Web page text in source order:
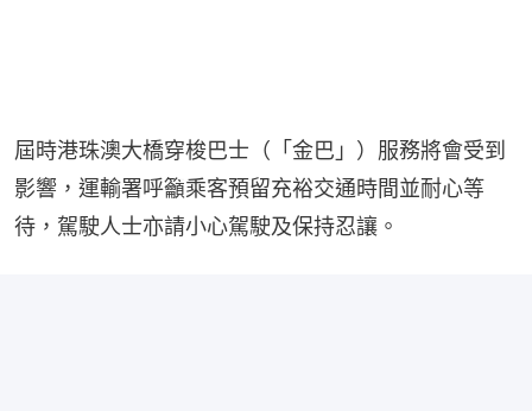
屆時港珠澳大橋穿梭巴士（「金巴」）服務將會受到
影響，運輸署呼籲乘客預留充裕交通時間並耐心等
待，駕駛人士亦請小心駕駛及保持忍讓。